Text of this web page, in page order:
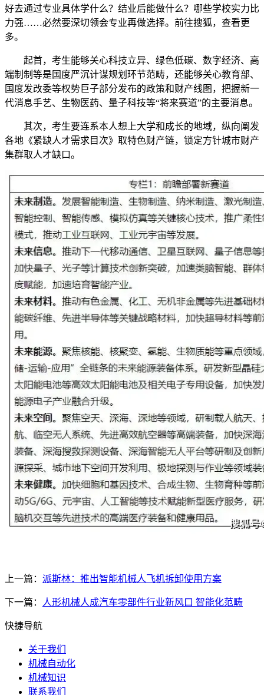
好去通过专业具体学什么？结业后能做什么？哪些学校实力比
力强……必然要深切领会专业再做选择。前往搜狐，查看更
多。
起首，考生能够关心科技立异、绿色低碳、数字经济、高
端制制等是国度严沉计谋规划环节范畴，还能够关心教育部、
国度发改委等权势巨子部分发布的政策和财产线图，把握新一
代消息手艺、生物医药、量子科技等“将来赛道”的主要消息。
其次，考生要连系本人想上大学和成长的地域，纵向阐发
各地《紧缺人才需求目次》取特色财产链，锁定方针城市财产
集群取人才缺口。
上一篇： 派斯林：推出智能机械人飞机拆卸使用方案
下一篇： 人形机械人成汽车零部件行业新风口 智能化范畴
快捷导航
关于我们
机械自动化
机械知识
联系我们